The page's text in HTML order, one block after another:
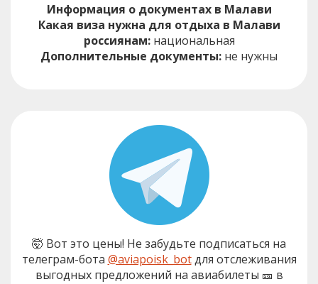
Информация о документах в Малави
Какая виза нужна для отдыха в Малави
россиянам:национальная
Дополнительные документы: не нужны
🤯 Вот это цены! Не забудьте подписаться на
телеграм-бота @aviapoisk_botдля отслеживания
выгодных предложений на авиабилеты 🎫 в